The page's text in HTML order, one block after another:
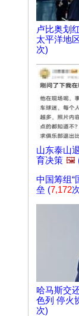
卢比奥划
太平洋地
次)
山东泰山
育决策 🖼️
中国筹组“
垒 (7,172
哈马斯交
色列 停火
次)